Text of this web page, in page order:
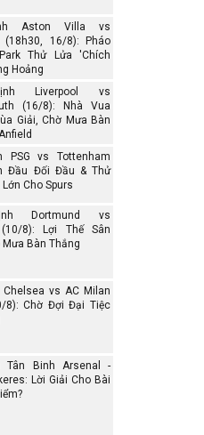
Aston Villa vs
(18h30, 16/8): Pháo
Thử Lửa 'Chích
Hoảng
Liverpool vs
(16/8): Nhà Vua
Giải, Chờ Mưa Bàn
PSG vs Tottenham
Đầu Đối Đầu & Thử
Cho Spurs
Dortmund vs
8): Lợi Thế Sân
Mưa Bàn Thắng
vs AC Milan
8): Chờ Đợi Đại Tiệc
Tân Binh Arsenal -
Lời Giải Cho Bài